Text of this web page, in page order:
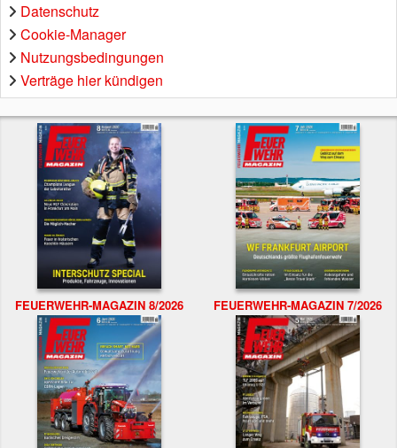
Datenschutz
Cookie-Manager
Nutzungsbedingungen
Verträge hier kündigen
FEUERWEHR-MAGAZIN 8/2026 FEUERWEHR-MAGAZIN 7/2026